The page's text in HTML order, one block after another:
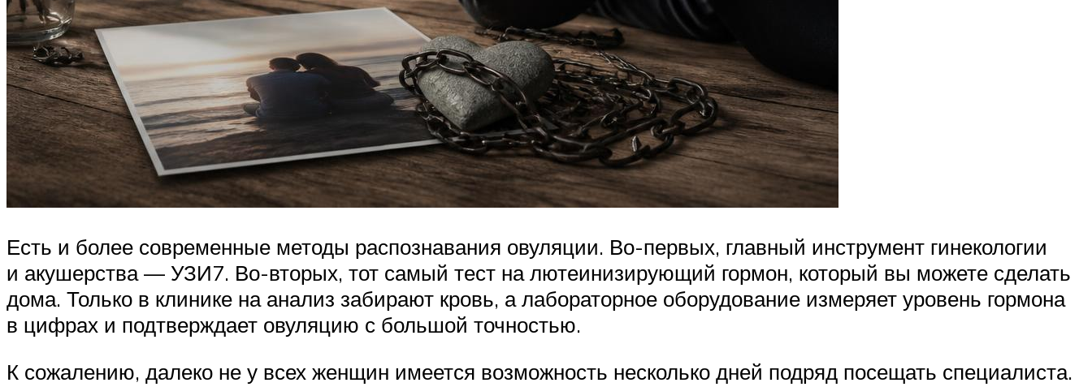
Есть и более современные методы распознавания овуляции. Во-первых, главный инструмент гинекологии
и акушерства — УЗИ7. Во-вторых, тот самый тест на лютеинизирующий гормон, который вы можете сделать
дома. Только в клинике на анализ забирают кровь, а лабораторное оборудование измеряет уровень гормона
в цифрах и подтверждает овуляцию с большой точностью.
К сожалению, далеко не у всех женщин имеется возможность несколько дней подряд посещать специалиста.